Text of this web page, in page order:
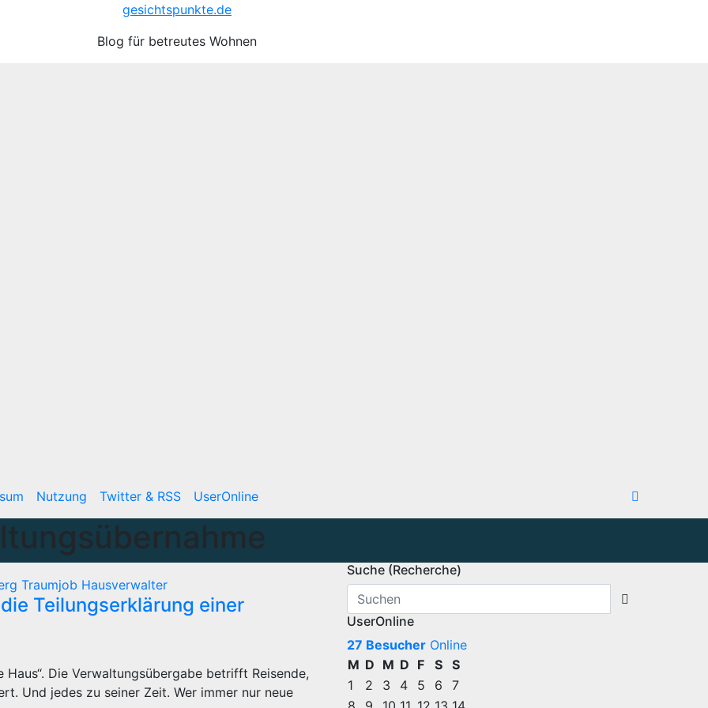
gesichtspunkte.de
Blog für betreutes Wohnen
Nutzung Twitter & RSS UserOnline
Traumjob Hausverwalter
Teilungserklärung einer
Die Verwaltungsübergabe betrifft Reisende,
Und jedes zu seiner Zeit. Wer immer nur neue
Suche (Recherche)
UserOnline
27 Besucher Online
M D M D F S S
1
2 3 4 5 6
7